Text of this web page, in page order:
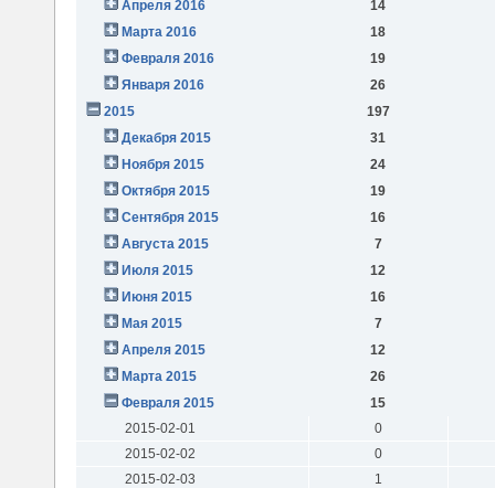
Апреля 2016
14
Марта 2016
18
Февраля 2016
19
Января 2016
26
2015
197
Декабря 2015
31
Ноября 2015
24
Октября 2015
19
Сентября 2015
16
Августа 2015
7
Июля 2015
12
Июня 2015
16
Мая 2015
7
Апреля 2015
12
Марта 2015
26
Февраля 2015
15
2015-02-01
0
2015-02-02
0
2015-02-03
1